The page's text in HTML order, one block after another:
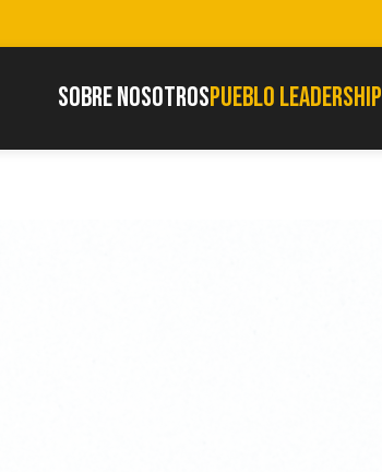
SOBRE NOSOTROSPUEBLO LEADERSHIP